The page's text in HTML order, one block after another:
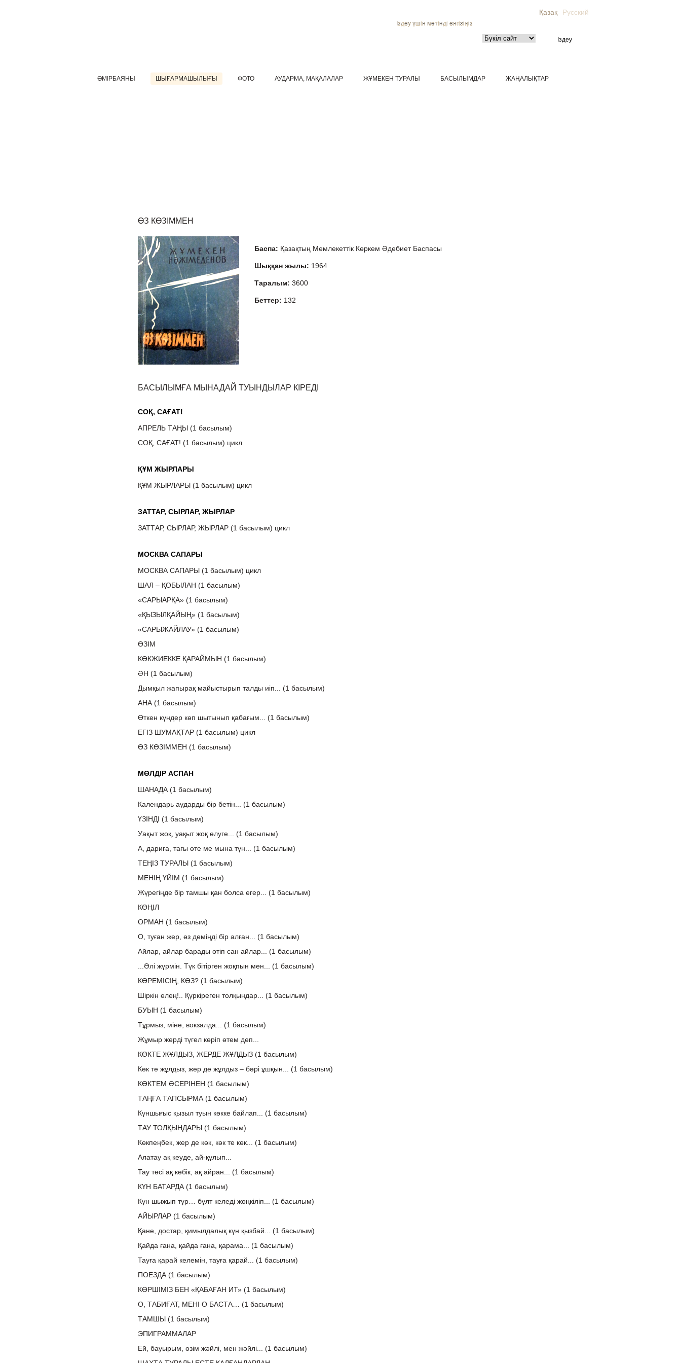
Қазақ Русский
Іздеу үшін мәтінді енгізіңіз
ӨМІРБАЯНЫ ШЫҒАРМАШЫЛЫҒЫ ФОТО АУДАРМА, МАҚАЛАЛАР ЖҰМЕКЕН ТУРАЛЫ БАСЫЛЫМДАР ЖАҢАЛЫҚТАР
ӨЗ КӨЗІММЕН
Баспа: Қазақтың Мемлекеттік Көркем Әдебиет Баспасы
Шыққан жылы: 1964
Таралым: 3600
Беттер: 132
БАСЫЛЫМҒА МЫНАДАЙ ТУЫНДЫЛАР КІРЕДІ
СОҚ, САҒАТ!
АПРЕЛЬ ТАҢЫ (1 басылым)
СОҚ, САҒАТ! (1 басылым) цикл
ҚҰМ ЖЫРЛАРЫ
ҚҰМ ЖЫРЛАРЫ (1 басылым) цикл
ЗАТТАР, СЫРЛАР, ЖЫРЛАР
ЗАТТАР, СЫРЛАР, ЖЫРЛАР (1 басылым) цикл
МОСКВА САПАРЫ
МОСКВА САПАРЫ (1 басылым) цикл
ШАЛ – ҚОБЫЛАН (1 басылым)
«САРЫАРҚА» (1 басылым)
«ҚЫЗЫЛҚАЙЫҢ» (1 басылым)
«САРЫЖАЙЛАУ» (1 басылым)
ӨЗІМ
КӨКЖИЕККЕ ҚАРАЙМЫН (1 басылым)
ӘН (1 басылым)
Дымқыл жапырақ майыстырып талды иіп... (1 басылым)
АНА (1 басылым)
Өткен күндер көп шытынып қабағым... (1 басылым)
ЕГІЗ ШУМАҚТАР (1 басылым) цикл
ӨЗ КӨЗІММЕН (1 басылым)
МӨЛДІР АСПАН
ШАНАДА (1 басылым)
Календарь аударды бір бетін... (1 басылым)
ҮЗІНДІ (1 басылым)
Уақыт жоқ, уақыт жоқ өлуге... (1 басылым)
А, дариға, тағы өте ме мына түн... (1 басылым)
ТЕҢІЗ ТУРАЛЫ (1 басылым)
МЕНІҢ ҮЙІМ (1 басылым)
Жүрегіңде бір тамшы қан болса егер... (1 басылым)
КӨҢІЛ
ОРМАН (1 басылым)
О, туған жер, өз деміңді бір алған... (1 басылым)
Айлар, айлар барады өтіп сан айлар... (1 басылым)
...Әлі жүрмін. Түк бітірген жоқпын мен... (1 басылым)
КӨРЕМІСІҢ, КӨЗ? (1 басылым)
Шіркін өлең!.. Қүркіреген толқындар... (1 басылым)
БУЫН (1 басылым)
Тұрмыз, міне, вокзалда... (1 басылым)
Жұмыр жерді түгел көріп өтем деп...
КӨКТЕ ЖҰЛДЫЗ, ЖЕРДЕ ЖҰЛДЫЗ (1 басылым)
Көк те жұлдыз, жер де жұлдыз – бәрі ұшқын... (1 басылым)
КӨКТЕМ ӘСЕРІНЕН (1 басылым)
ТАҢҒА ТАПСЫРМА (1 басылым)
Күншығыс қызыл туын көкке байлап... (1 басылым)
ТАУ ТОЛҚЫНДАРЫ (1 басылым)
Көкпеңбек, жер де көк, көк те көк... (1 басылым)
Алатау ақ кеуде, ай-құлып...
Тау төсі ақ көбік, ақ айран... (1 басылым)
КҮН БАТАРДА (1 басылым)
Күн шыжып тұр… бұлт келеді жөңкіліп... (1 басылым)
АЙЫРЛАР (1 басылым)
Қане, достар, қимылдалық күн қызбай... (1 басылым)
Қайда ғана, қайда ғана, қарама... (1 басылым)
Тауға қарай келемін, тауға қарай... (1 басылым)
ПОЕЗДА (1 басылым)
КӨРШІМІЗ БЕН «ҚАБАҒАН ИТ» (1 басылым)
О, ТАБИҒАТ, МЕНІ О БАСТА… (1 басылым)
ТАМШЫ (1 басылым)
ЭПИГРАММАЛАР
Ей, бауырым, өзім жәйлі, мен жәйлі... (1 басылым)